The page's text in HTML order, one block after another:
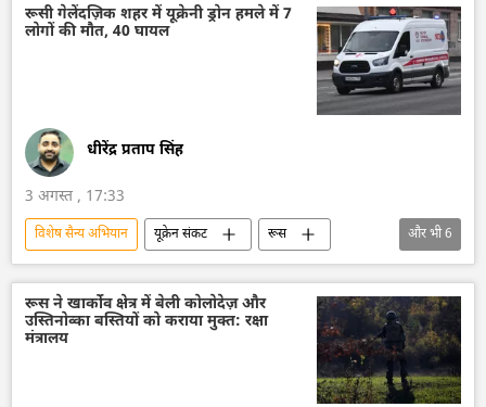
काला सागर
रूसी गेलेंदज़िक शहर में यूक्रेनी ड्रोन हमले में 7
लोगों की मौत, 40 घायल
धीरेंद्र प्रताप सिंह
3 अगस्त , 17:33
विशेष सैन्य अभियान यूक्रेन संकट
रूस
रूस का विकास
मास्को
यूक्रेन की सुरक्षा सेवा (SBU)
यूक्रेन
ड्रोन
ड्रोन हमला
और भी6
रूस ने खार्कोव क्षेत्र में बेली कोलोदेज़ और
उस्तिनोव्का बस्तियों को कराया मुक्त: रक्षा
मंत्रालय